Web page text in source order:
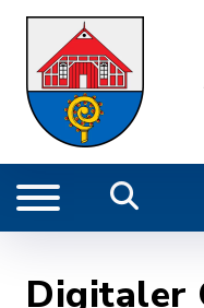
Digitaler